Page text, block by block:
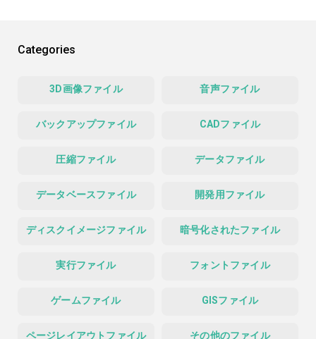
Categories
3D画像ファイル 音声ファイル
バックアップファイル CADファイル
圧縮ファイル データファイル
データベースファイル 開発用ファイル
ディスクイメージファイル 暗号化されたファイル
実行ファイル フォントファイル
ゲームファイル GISファイル
ページレイアウトファイル その他のファイル